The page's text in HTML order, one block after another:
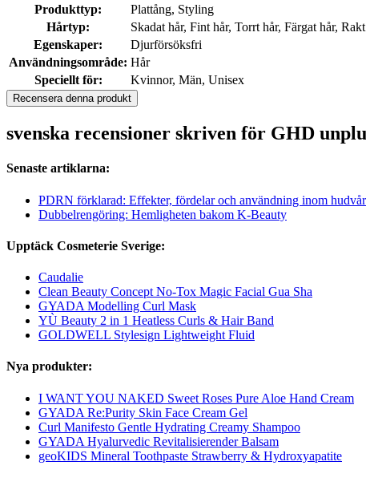
Produkttyp:
Plattång, Styling
Hårtyp:
Skadat hår, Fint hår, Torrt hår, Färgat hår,
Egenskaper:
Djurförsöksfri
Användningsområde: Hår
Speciellt för:
Kvinnor, Män, Unisex
Recensera denna produkt
svenska recensioner skriven för GHD
Senaste artiklarna:
PDRN förklarad: Effekter, fördelar och användning inom
Dubbelrengöring: Hemligheten bakom K-Beauty
Upptäck Cosmeterie Sverige:
Caudalie
Clean Beauty Concept No-Tox Magic Facial Gua Sha
GYADA Modelling Curl Mask
YÙ Beauty 2 in 1 Heatless Curls & Hair Band
GOLDWELL Stylesign Lightweight Fluid
Nya produkter:
I WANT YOU NAKED Sweet Roses Pure Aloe Hand Cream
GYADA Re:Purity Skin Face Cream Gel
Curl Manifesto Gentle Hydrating Creamy Shampoo
GYADA Hyalurvedic Revitalisierender Balsam
geoKIDS Mineral Toothpaste Strawberry & Hydroxyapatite